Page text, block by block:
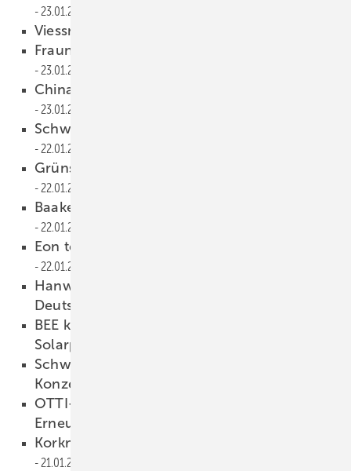
23.01.2015
Viessmann und Eon kooperieren
Fraunhofer ISE testet Hybridspeicher
23.01.2015
China und USA untermauern Strafzölle
23.01.2015
Schweizer Bürger haften für Atomunfälle
22.01.2015
Grünstrom statt Ausschreibungen!
22.01.2015
Baake erteilt Kapazitätsmärken Abfuhr
22.01.2015
Eon testet intelligente Heizungsthermostate
22.01.2015
Hanwha Q-Cells fertigt nicht mehr in
Deutschland
BEE kritisiert Ausschreibungsdesign für
Solarparks
Schweizer Forscher entwickelt neues
Konzentratorsystem
OTTI-Tagung: Zukünftige Stromnetze für
Erneuerbare
Korkmaz übernimmt Degerenergie
21.01.2015